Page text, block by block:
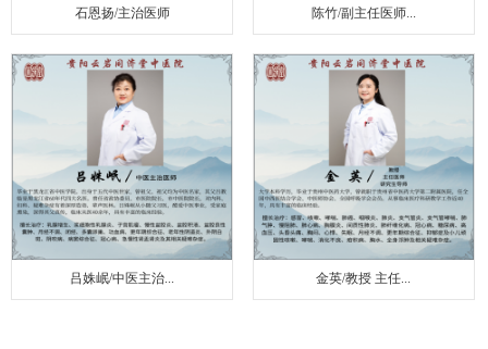
石恩扬/主治医师 陈竹/副主任医师...
吕姝岷/中医主治... 金英/教授 主任...